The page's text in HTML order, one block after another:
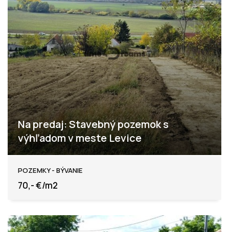
Na predaj: Stavebný pozemok s
výhľadom v meste Levice
POZEMKY - BÝVANIE
70,- €/m2